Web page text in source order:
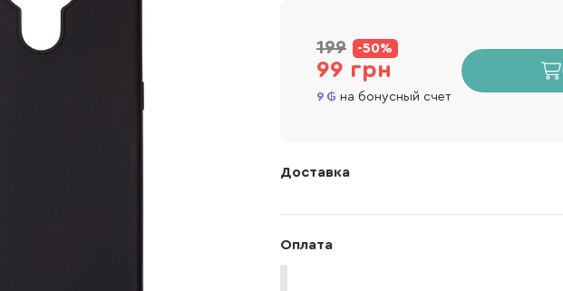
199 -50%
99 грн
9 на бонусный счет
Доставка
Оплата